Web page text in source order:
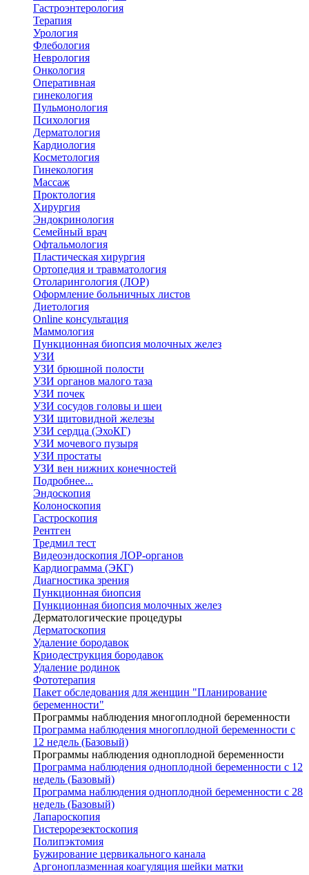
Гастроэнтерология
Терапия
Урология
Флебология
Неврология
Онкология
Оперативная
гинекология
Пульмонология
Психология
Дерматология
Кардиология
Косметология
Гинекология
Массаж
Проктология
Хирургия
Эндокринология
Семейный врач
Офтальмология
Пластическая хирургия
Ортопедия и травматология
Отоларингология (ЛОР)
Оформление больничных листов
Диетология
Online консультация
Маммология
Пункционная биопсия молочных желез
УЗИ
УЗИ брюшной полости
УЗИ органов малого таза
УЗИ почек
УЗИ сосудов головы и шеи
УЗИ щитовидной железы
УЗИ сердца (ЭхоКГ)
УЗИ мочевого пузыря
УЗИ простаты
УЗИ вен нижних конечностей
Подробнее...
Эндоскопия
Колоноскопия
Гастроскопия
Рентген
Тредмил тест
Видеоэндоскопия ЛОР-органов
Кардиограмма (ЭКГ)
Диагностика зрения
Пункционная биопсия
Пункционная биопсия молочных желез
Дерматологические процедуры
Дерматоскопия
Удаление бородавок
Криодеструкция бородавок
Удаление родинок
Фототерапия
Пакет обследования для женщин "Планирование
беременности"
Программы наблюдения многоплодной беременности
Программа наблюдения многоплодной беременности с
12 недель (Базовый)
Программы наблюдения одноплодной беременности
Программа наблюдения одноплодной беременности с 12
недель (Базовый)
Программа наблюдения одноплодной беременности с 28
недель (Базовый)
Лапароскопия
Гистерорезектоскопия
Полипэктомия
Бужирование цервикального канала
Аргоноплазменная коагуляция шейки матки